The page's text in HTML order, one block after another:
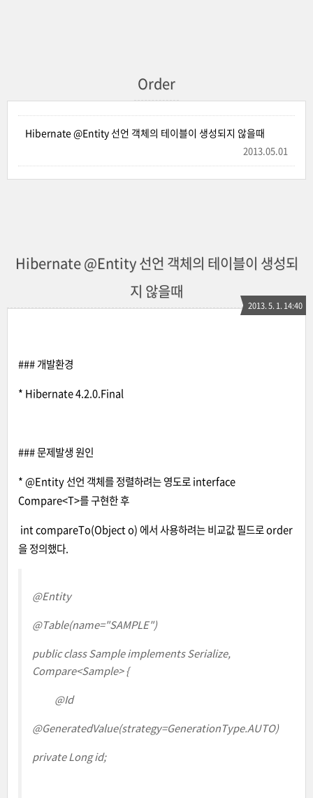
Order
Hibernate @Entity 선언 객체의 테이블이 생성되지 않을때
2013.05.01
Hibernate @Entity 선언 객체의 테이블이 생성되
지 않을때
2013. 5. 1. 14:40
### 개발환경
* Hibernate 4.2.0.Final
### 문제발생 원인
* @Entity 선언 객체를 정렬하려는 영도로 interface
Compare<T>를 구현한 후
int compareTo(Object o) 에서 사용하려는 비교값 필드로 order
을 정의했다.
@Entity
@Table(name="SAMPLE")
public class Sample implements Serialize,
Compare<Sample> {
@Id
@GeneratedValue(strategy=GenerationType.AUTO)
private Long id;